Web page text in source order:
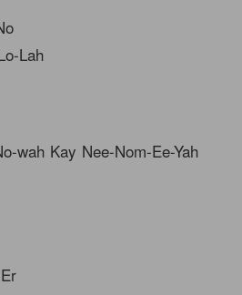
Lah
wah Kay Nee-Nom-Ee-Yah